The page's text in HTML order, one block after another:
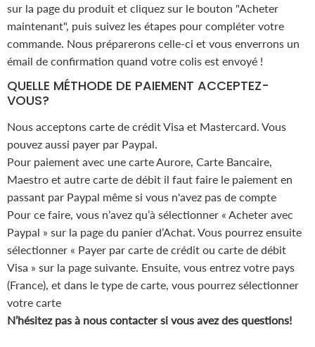
sur la page du produit et cliquez sur le bouton "Acheter
maintenant", puis suivez les étapes pour compléter votre
commande. Nous préparerons celle-ci et vous enverrons un
émail de confirmation quand votre colis est envoyé !
QUELLE MÉTHODE DE PAIEMENT ACCEPTEZ-
VOUS?
Nous acceptons carte de crédit Visa et Mastercard. Vous
pouvez aussi payer par Paypal.
Pour paiement avec une carte Aurore, Carte Bancaire,
Maestro et autre carte de débit il faut faire le paiement en
passant par Paypal même si vous n'avez pas de compte
Pour ce faire, vous n’avez qu’à sélectionner « Acheter avec
Paypal » sur la page du panier d’Achat. Vous pourrez ensuite
sélectionner « Payer par carte de crédit ou carte de débit
Visa » sur la page suivante. Ensuite, vous entrez votre pays
(France), et dans le type de carte, vous pourrez sélectionner
votre carte
N’hésitez pas à nous contacter si vous avez des questions!